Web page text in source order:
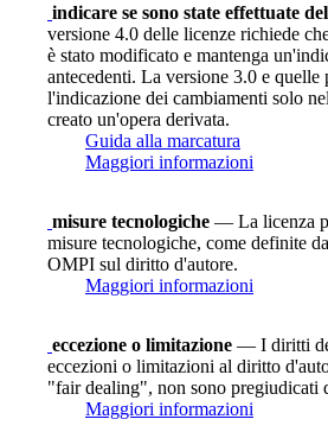
indicare se sono state effettuate
versione 4.0 delle licenze richiede
è stato modificato e mantenga
antecedenti. La versione 3.0 e quelle
l'indicazione dei cambiamenti solo
creato un'opera derivata.
Guida alla marcatura
Maggiori informazioni
misure tecnologiche — La licenza
misure tecnologiche, come definite
OMPI sul diritto d'autore.
Maggiori informazioni
eccezione o limitazione — I diritti
eccezioni o limitazioni al diritto
"fair dealing", non sono pregiudicati
Maggiori informazioni